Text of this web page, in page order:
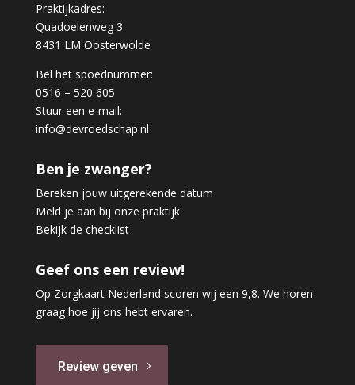
Praktijkadres:
Quadoelenweg 3
8431 LM Oosterwolde
Bel het spoednummer:
0516 – 520 605
Stuur een e-mail:
info@devroedschap.nl
Ben je zwanger?
Bereken jouw uitgerekende datum
Meld je aan bij onze praktijk
Bekijk de checklist
Geef ons een review!
Op Zorgkaart Nederland scoren wij een 9,8. We horen
graag hoe jij ons hebt ervaren.
Review geven